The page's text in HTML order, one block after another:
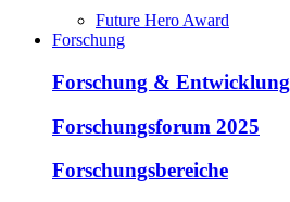
Future Hero Award
Forschung
Forschung & Entwicklung
Forschungsforum 2025
Forschungsbereiche